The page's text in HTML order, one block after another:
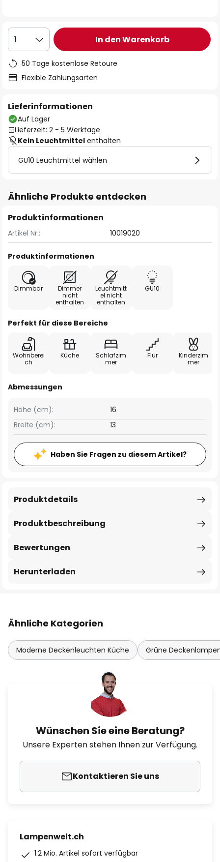
1 In den Warenkorb
50 Tage kostenlose Retoure
Flexible Zahlungsarten
Lieferinformationen
Auf Lager
Lieferzeit: 2 - 5 Werktage
Kein Leuchtmittel enthalten
GU10 Leuchtmittel wählen
Ähnliche Produkte entdecken
Produktinformationen
Artikel Nr.: 10019020
Produktinformationen
Dimmbar
Dimmer
nicht
enthalten
Leuchtmitt
el nicht
enthalten
GU10
Perfekt für diese Bereiche
Wohnberei
ch
Küche
Schlafzim
mer
Flur
Kinderzim
mer
Abmessungen
Breite (cm): 13
Höhe (cm): 16
Haben Sie Fragen zu diesem Artikel?
Produktbeschreibung
Produktdetails
Bewertungen
Herunterladen
Ähnliche Kategorien
Moderne Deckenleuchten Küche Grüne
Wünschen Sie eine Beratung?
Unsere Experten stehen Ihnen zur Verfügung.
Kontaktieren Sie uns
Lampenwelt.ch
1.2 Mio. Artikel sofort verfügbar